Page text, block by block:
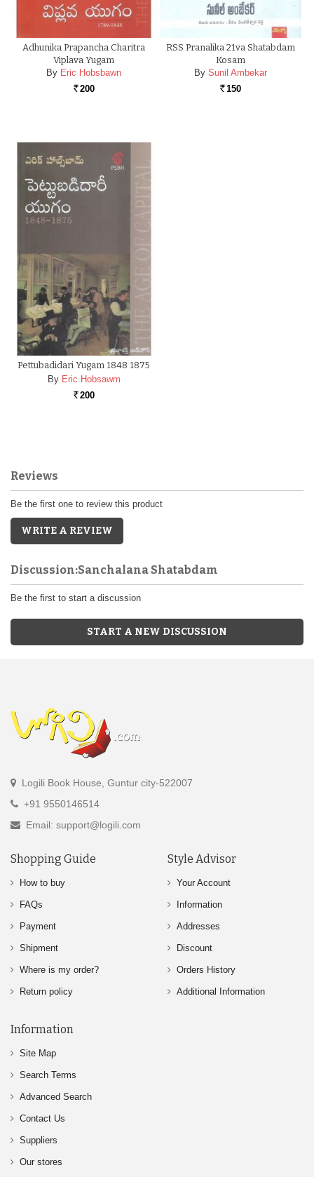
Adhunika Prapancha Charitra
Viplava Yugam
By Eric Hobsbawn
Rs. 200
RSS Pranalika 21va Shatabdam
Kosam
By Sunil Ambekar
Rs. 150
Pettubadidari Yugam 1848 1875
By Eric Hobsawm
Rs. 200
Reviews
Be the first one to review this product
WRITE A REVIEW
Discussion:Sanchalana Shatabdam
Be the first to start a discussion
START A NEW DISCUSSION
Logili Book House, Guntur city-522007
+91 9550146514
Email: support@logili.com
Shopping Guide
How to buy
FAQs
Payment
Shipment
Where is my order?
Return policy
Style Advisor
Your Account
Information
Addresses
Discount
Orders History
Additional Information
Information
Site Map
Search Terms
Advanced Search
Contact Us
Suppliers
Our stores